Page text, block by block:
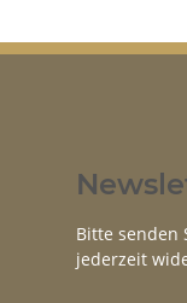
Bitte senden
jederzeit